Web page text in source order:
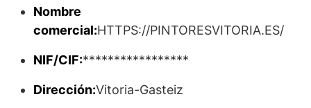
Nombre
comercial:HTTPS://PINTORESVITORIA.ES/
NIF/CIF:*****************
Dirección:Vitoria-Gasteiz